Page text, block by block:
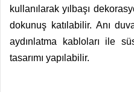
kullanılarak yılbaşı
dokunuş katılabilir. Anı
aydınlatma kabloları ile
tasarımı yapılabilir.